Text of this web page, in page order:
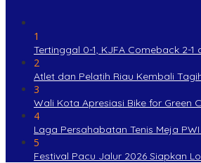
1
Tertinggal 0-1, KJFA Comeback 2-1
2
Atlet dan Pelatih Riau Kembali
3
Wali Kota Apresiasi Bike for Green
4
Laga Persahabatan Tenis Meja
5
Festival Pacu Jalur 2026 Siapkan